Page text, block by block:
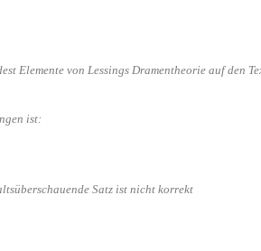
Ele­men­te von Les­sings Dra­men­theo­rie auf den
ist:
Satz ist nicht korrekt